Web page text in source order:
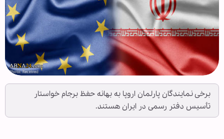
برخی نمایندگان پارلمان اروپا به بهانه حفظ برجام خواستار
تأسیس دفتر رسمی در ایران هستند.